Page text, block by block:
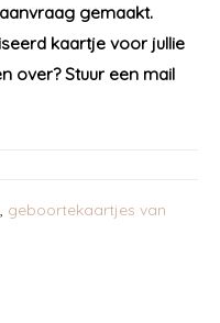
gemaakt.
kaartje voor jullie
over?Stuur een mail
geboortekaartjes van